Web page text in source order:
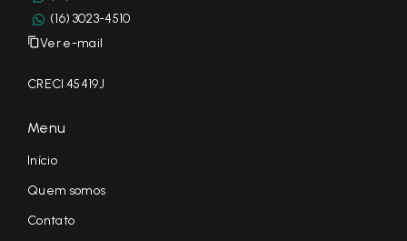
(16) 3023-4510
Ver e-mail
CRECI 45419J
Menu
Início
Quem somos
Contato